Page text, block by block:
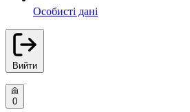
Особисті дані
Вийти
0